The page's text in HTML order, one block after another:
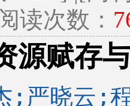
读次数：
源赋存
;严晓云;